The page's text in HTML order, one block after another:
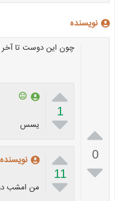
نویسنده

0

چون این دوست تا آخر

1

😐
یسس

11

نویسنده
من امشب